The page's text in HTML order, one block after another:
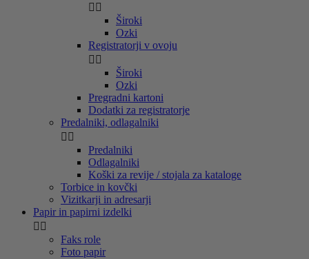
 
Široki
Ozki
Registratorji v ovoju
 
Široki
Ozki
Pregradni kartoni
Dodatki za registratorje
Predalniki, odlagalniki
 
Predalniki
Odlagalniki
Koški za revije / stojala za kataloge
Torbice in kovčki
Vizitkarji in adresarji
Papir in papirni izdelki
 
Faks role
Foto papir